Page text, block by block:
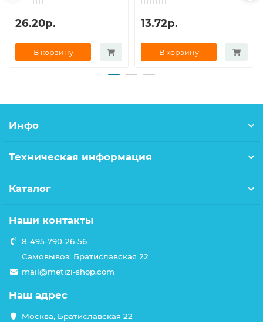
26.20р.
В корзину
13.72р.
В корзину
Инфо
Техническая информация
Каталог
Наши контакты
8-495-790-26-56
Самовывоз: Братиславская 22
mail@metizi-shop.com
Наш адрес
Москва, Братиславская 22